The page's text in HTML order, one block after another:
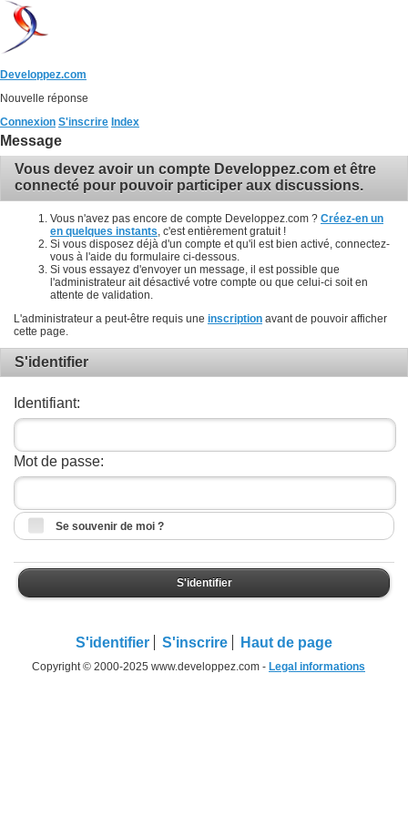
Developpez.com
Nouvelle réponse
Connexion S'inscrire Index
Message
Vous devez avoir un compte Developpez.com et être
connecté pour pouvoir participer aux discussions.
Vous n'avez pas encore de compte Developpez.com ? Créez-en un
en quelques instants , c'est entièrement gratuit !
Si vous disposez déjà d'un compte et qu'il est bien activé, connectez-
vous à l'aide du formulaire ci-dessous.
Si vous essayez d'envoyer un message, il est possible que
l'administrateur ait désactivé votre compte ou que celui-ci soit en
attente de validation.
L'administrateur a peut-être requis une inscription avant de pouvoir afficher
cette page.
S'identifier
Identifiant:
Mot de passe:
Se souvenir de moi ?
S'identifier
S'identifier S'inscrire Haut de page
Copyright © 2000-2025 www.developpez.com - Legal informations